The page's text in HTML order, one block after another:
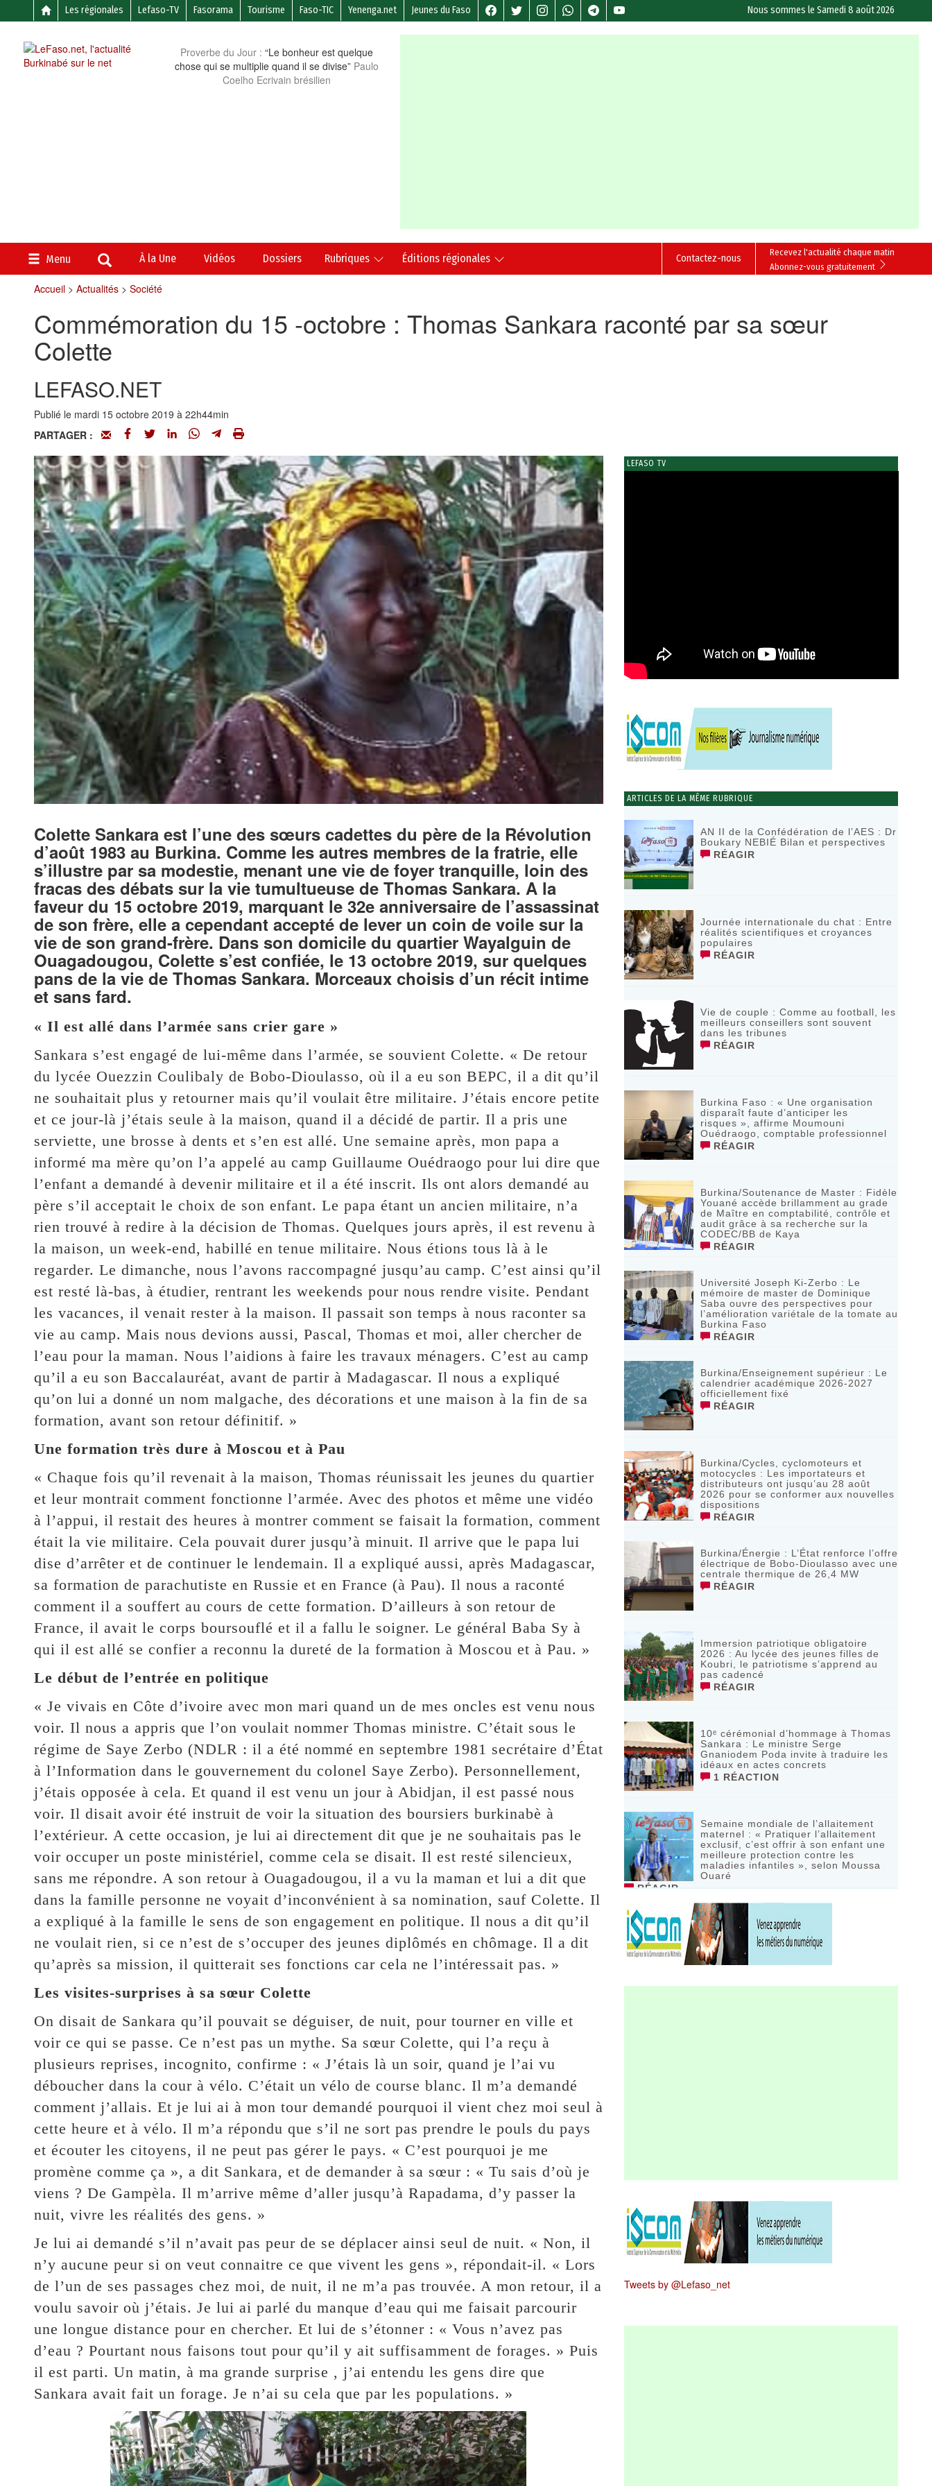
Les régionales Lefaso-TV Fasorama Tourisme Faso-TIC Yenenga.net Jeunes du Faso Nous sommes leSamedi 8 août 2026
Proverbe du Jour : “Le bonheur est quelque
chose qui se multiplie quand il se divise” Paulo
Coelho Ecrivain brésilien
Menu À la Une Vidéos Dossiers Rubriques Éditions régionales
Recevez l'actualité chaque matin
Abonnez-vous gratuitement
Contactez-nous
Accueil> Actualités> Société
Commémoration du 15 -octobre : Thomas Sankara raconté par sa sœur
Colette
LEFASO.NET
Publié le mardi 15 octobre 2019 à 22h44min
PARTAGER :
Colette Sankara est l’une des sœurs cadettes du père de la Révolution
d’août 1983 au Burkina. Comme les autres membres de la fratrie, elle
s’illustre par sa modestie, menant une vie de foyer tranquille, loin des
fracas des débats sur la vie tumultueuse de Thomas Sankara. A la
faveur du 15 octobre 2019, marquant le 32e anniversaire de l’assassinat
de son frère, elle a cependant accepté de lever un coin de voile sur la
vie de son grand-frère. Dans son domicile du quartier Wayalguin de
Ouagadougou, Colette s’est confiée, le 13 octobre 2019, sur quelques
pans de la vie de Thomas Sankara. Morceaux choisis d’un récit intime
et sans fard.
« Il est allé dans l’armée sans crier gare »
Sankara s’est engagé de lui-même dans l’armée, se souvient Colette. « De retour
du lycée Ouezzin Coulibaly de Bobo-Dioulasso, où il a eu son BEPC, il a dit qu’il
ne souhaitait plus y retourner mais qu’il voulait être militaire. J’étais encore petite
et ce jour-là j’étais seule à la maison, quand il a décidé de partir. Il a pris une
serviette, une brosse à dents et s’en est allé. Une semaine après, mon papa a
informé ma mère qu’on l’a appelé au camp Guillaume Ouédraogo pour lui dire que
l’enfant a demandé à devenir militaire et il a été inscrit. Ils ont alors demandé au
père s’il acceptait le choix de son enfant. Le papa étant un ancien militaire, n’a
rien trouvé à redire à la décision de Thomas. Quelques jours après, il est revenu à
la maison, un week-end, habillé en tenue militaire. Nous étions tous là à le
regarder. Le dimanche, nous l’avons raccompagné jusqu’au camp. C’est ainsi qu’il
est resté là-bas, à étudier, rentrant les weekends pour nous rendre visite. Pendant
les vacances, il venait rester à la maison. Il passait son temps à nous raconter sa
vie au camp. Mais nous devions aussi, Pascal, Thomas et moi, aller chercher de
l’eau pour la maman. Nous l’aidions à faire les travaux ménagers. C’est au camp
qu’il a eu son Baccalauréat, avant de partir à Madagascar. Il nous a expliqué
qu’on lui a donné un nom malgache, des décorations et une maison à la fin de sa
formation, avant son retour définitif. »
Une formation très dure à Moscou et à Pau
« Chaque fois qu’il revenait à la maison, Thomas réunissait les jeunes du quartier
et leur montrait comment fonctionne l’armée. Avec des photos et même une vidéo
à l’appui, il restait des heures à montrer comment se faisait la formation, comment
était la vie militaire. Cela pouvait durer jusqu’à minuit. Il arrive que le papa lui
dise d’arrêter et de continuer le lendemain. Il a expliqué aussi, après Madagascar,
sa formation de parachutiste en Russie et en France (à Pau). Il nous a raconté
comment il a souffert au cours de cette formation. D’ailleurs à son retour de
France, il avait le corps boursouflé et il a fallu le soigner. Le général Baba Sy à
qui il est allé se confier a reconnu la dureté de la formation à Moscou et à Pau. »
Le début de l’entrée en politique
« Je vivais en Côte d’ivoire avec mon mari quand un de mes oncles est venu nous
voir. Il nous a appris que l’on voulait nommer Thomas ministre. C’était sous le
régime de Saye Zerbo (NDLR : il a été nommé en septembre 1981 secrétaire d’État
à l’Information dans le gouvernement du colonel Saye Zerbo). Personnellement,
j’étais opposée à cela. Et quand il est venu un jour à Abidjan, il est passé nous
voir. Il disait avoir été instruit de voir la situation des boursiers burkinabè à
l’extérieur. A cette occasion, je lui ai directement dit que je ne souhaitais pas le
voir occuper un poste ministériel, comme cela se disait. Il est resté silencieux,
sans me répondre. A son retour à Ouagadougou, il a vu la maman et lui a dit que
dans la famille personne ne voyait d’inconvénient à sa nomination, sauf Colette. Il
a expliqué à la famille le sens de son engagement en politique. Il nous a dit qu’il
ne voulait rien, si ce n’est de s’occuper des jeunes diplômés en chômage. Il a dit
qu’après sa mission, il quitterait ses fonctions car cela ne l’intéressait pas. »
Les visites-surprises à sa sœur Colette
On disait de Sankara qu’il pouvait se déguiser, de nuit, pour tourner en ville et
voir ce qui se passe. Ce n’est pas un mythe. Sa sœur Colette, qui l’a reçu à
plusieurs reprises, incognito, confirme : « J’étais là un soir, quand je l’ai vu
déboucher dans la cour à vélo. C’était un vélo de course blanc. Il m’a demandé
comment j’allais. Et je lui ai à mon tour demandé pourquoi il vient chez moi seul à
cette heure et à vélo. Il m’a répondu que s’il ne sort pas prendre le pouls du pays
et écouter les citoyens, il ne peut pas gérer le pays. « C’est pourquoi je me
promène comme ça », a dit Sankara, et de demander à sa sœur : « Tu sais d’où je
viens ? De Gampèla. Il m’arrive même d’aller jusqu’à Rapadama, d’y passer la
nuit, vivre les réalités des gens. »
Je lui ai demandé s’il n’avait pas peur de se déplacer ainsi seul de nuit. « Non, il
n’y aucune peur si on veut connaitre ce que vivent les gens », répondait-il. « Lors
de l’un de ses passages chez moi, de nuit, il ne m’a pas trouvée. A mon retour, il a
voulu savoir où j’étais. Je lui ai parlé du manque d’eau qui me faisait parcourir
une longue distance pour en chercher. Et lui de s’étonner : « Vous n’avez pas
d’eau ? Pourtant nous faisons tout pour qu’il y ait suffisamment de forages. » Puis
il est parti. Un matin, à ma grande surprise , j’ai entendu les gens dire que
Sankara avait fait un forage. Je n’ai su cela que par les populations. »
LEFASO TV
ARTICLES DE LA MÊME RUBRIQUE
AN II de la Confédération de l’AES : Dr
Boukary NEBIÉ Bilan et perspectives
RÉAGIR
Journée internationale du chat : Entre
réalités scientifiques et croyances
populaires
RÉAGIR
Vie de couple : Comme au football, les
meilleurs conseillers sont souvent
dans les tribunes
RÉAGIR
Burkina Faso : « Une organisation
disparaît faute d’anticiper les
risques », affirme Moumouni
Ouédraogo, comptable professionnel
RÉAGIR
Burkina/Soutenance de Master : Fidèle
Youané accède brillamment au grade
de Maître en comptabilité, contrôle et
audit grâce à sa recherche sur la
CODEC/BB de Kaya
RÉAGIR
Université Joseph Ki-Zerbo : Le
mémoire de master de Dominique
Saba ouvre des perspectives pour
l’amélioration variétale de la tomate au
Burkina Faso
RÉAGIR
Burkina/Enseignement supérieur : Le
calendrier académique 2026-2027
officiellement fixé
RÉAGIR
Burkina/Cycles, cyclomoteurs et
motocycles : Les importateurs et
distributeurs ont jusqu’au 28 août
2026 pour se conformer aux nouvelles
dispositions
RÉAGIR
Burkina/Énergie : L’État renforce l’offre
électrique de Bobo-Dioulasso avec une
centrale thermique de 26,4 MW
RÉAGIR
Immersion patriotique obligatoire
2026 : Au lycée des jeunes filles de
Koubri, le patriotisme s’apprend au
pas cadencé
RÉAGIR
10ᵉ cérémonial d’hommage à Thomas
Sankara : Le ministre Serge
Gnaniodem Poda invite à traduire les
idéaux en actes concrets
1 RÉACTION
Semaine mondiale de l’allaitement
maternel : « Pratiquer l’allaitement
exclusif, c’est offrir à son enfant une
meilleure protection contre les
maladies infantiles », selon Moussa
Ouaré
RÉAGIR
Tweets by @Lefaso_net